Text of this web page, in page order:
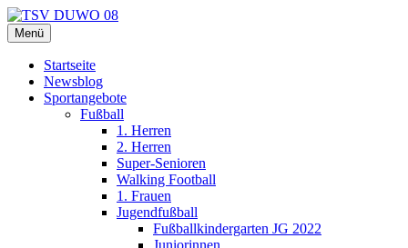
Zum
Inhalt
springen
TSV DUWO 08
Hamburg Sportverein Ohlstedt
Menü
Startseite
Newsblog
Sportangebote
Fußball
1. Herren
2. Herren
Super-Senioren
Walking Football
1. Frauen
Jugendfußball
Fußballkindergarten JG 2022
Juniorinnen